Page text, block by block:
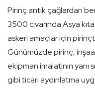
Pirinç antik çağlardan
3500 civarında Asya
askeri amaçlar için
Günümüzde pirinç,
ekipman imalatının
gibi ticari aydınlatma